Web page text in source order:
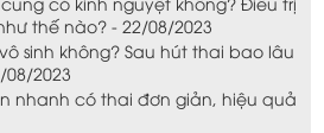
thế nào? - 22/08/2023
sinh không? Sau hút thai bao lâu
2023
nhanh có thai đơn giản, hiệu quả